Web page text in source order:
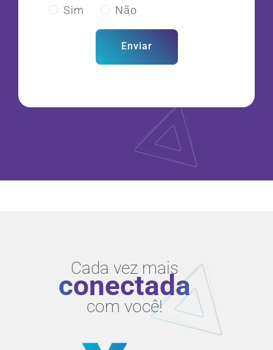
Sim
Não
Enviar
Cada vez mais
conectada
com você!